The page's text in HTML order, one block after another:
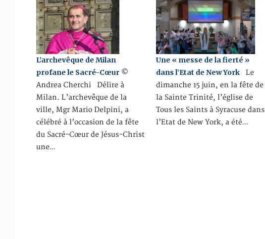
L’archevêque de Milan
profane le Sacré-Cœur©
Andrea Cherchi Délire à
Milan. L’archevêque de la
ville, Mgr Mario Delpini, a
célébré à l’occasion de la fête
du Sacré-Cœur de Jésus-Christ
une…
Une « messe de la fierté »
dans l’Etat de New York Le
dimanche 15 juin, en la fête de
la Sainte Trinité, l’église de
Tous les Saints à Syracuse dans
l’Etat de New York, a été…